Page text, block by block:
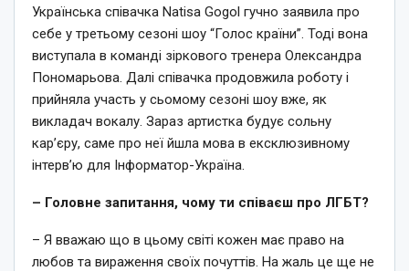
Українська співачка Natisa Gogol гучно заявила про
себе у третьому сезоні шоу “Голос країни”. Тоді вона
виступала в команді зіркового тренера Олександра
Пономарьова. Далі співачка продовжила роботу і
прийняла участь у сьомому сезоні шоу вже, як
викладач вокалу. Зараз артистка будує сольну
кар’єру, саме про неї йшла мова в ексклюзивному
інтерв’ю для Інформатор-Україна.
– Головне запитання, чому ти співаєш про ЛГБТ?
– Я вважаю що в цьому світі кожен має право на
любов та вираження своїх почуттів. На жаль це ще не